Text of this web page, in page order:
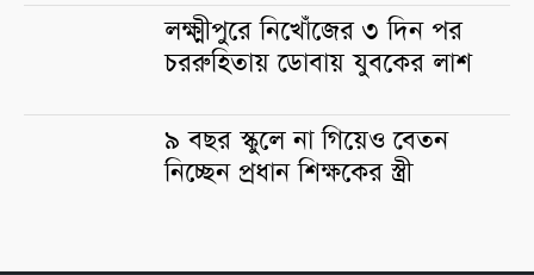
লক্ষ্মীপুরে নিখোঁজের ৩ দিন পর
চররুহিতায় ডোবায় যুবকের লাশ
৯ বছর স্কুলে না গিয়েও বেতন
নিচ্ছেন প্রধান শিক্ষকের স্ত্রী